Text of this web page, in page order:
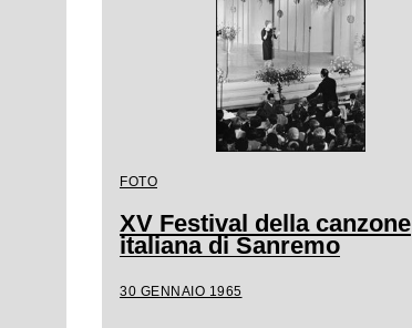
FOTO
XV Festival della canzone
italiana di Sanremo
30 GENNAIO 1965